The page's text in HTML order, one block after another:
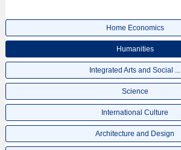
Home Economics
Humanities
Integrated Arts and Social ...
Science
International Culture
Architecture and Design